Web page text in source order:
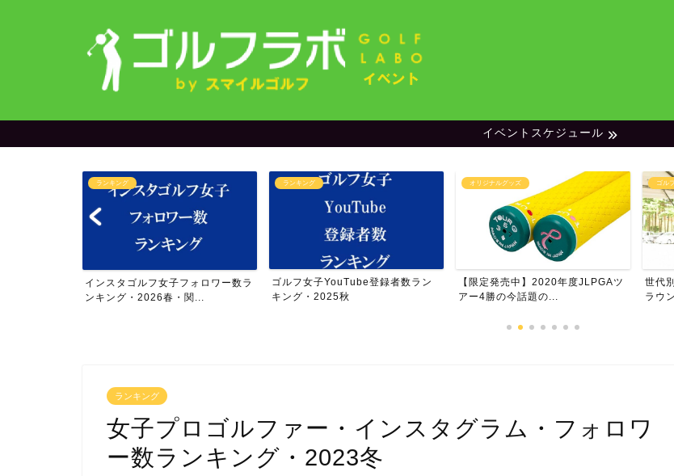
イベントスケジュール
フ女子フォロワー数ラ
ランキング
ゴルフ女子YouTube登録者数ラン
キング・2025秋
オリジナルグッズ
【限定発売中】2020年度JLPGAツ
アー4勝の今話題の...
ゴルフ女子
世代別美女ゴルファー特集・一緒に
ラウンドできる ゴルフ女...
ランキング
女子プロゴルファー・インスタグラム・フォロワ
ー数ランキング・2023冬